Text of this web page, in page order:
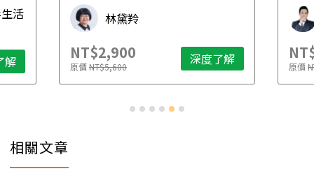
活
解
林黛羚
NT$2,900
原價NT$5,600 深度了解 原價
相關文章